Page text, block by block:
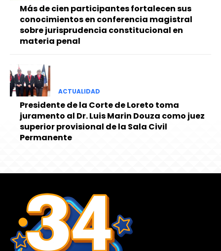
Más de cien participantes fortalecen sus
conocimientos en conferencia magistral
sobre jurisprudencia constitucional en
materia penal
ACTUALIDAD
Presidente de la Corte de Loreto toma
juramento al Dr. Luis Marin Douza como juez
superior provisional de la Sala Civil
Permanente